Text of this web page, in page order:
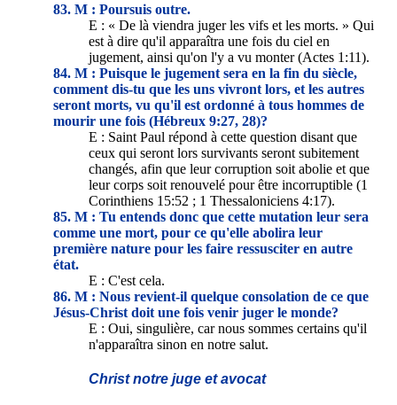
83. M : Poursuis outre.
E : « De là viendra juger les vifs et les morts. » Qui
est à dire qu'il apparaîtra une fois du ciel en
jugement, ainsi qu'on l'y a vu monter (Actes 1:11).
84. M : Puisque le jugement sera en la fin du siècle,
comment dis-tu que les uns vivront lors, et les autres
seront morts, vu qu'il est ordonné à tous hommes de
mourir une fois (Hébreux 9:27, 28)?
E : Saint Paul répond à cette question disant que
ceux qui seront lors survivants seront subitement
changés, afin que leur corruption soit abolie et que
leur corps soit renouvelé pour être incorruptible (1
Corinthiens 15:52 ; 1 Thessaloniciens 4:17).
85. M : Tu entends donc que cette mutation leur sera
comme une mort, pour ce qu'elle abolira leur
première nature pour les faire ressusciter en autre
état.
E : C'est cela.
86. M : Nous revient-il quelque consolation de ce que
Jésus-Christ doit une fois venir juger le monde?
E : Oui, singulière, car nous sommes certains qu'il
n'apparaîtra sinon en notre salut.
Christ notre juge et avocat